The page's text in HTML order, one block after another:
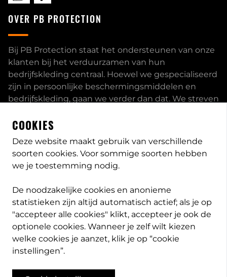
OVER PB PROTECTION
Bij PB Protection staat het ondersteunen van onze
klanten bij het verduurzamen van hun
bedrijfskleding centraal. Hoewel we gespecialiseerd
zijn in persoonlijke beschermingsmiddelen en
bedrijfskleding, gaan we verder dan dat. We streven
bieden een uitgebreid servicepakket aan, inclusief
Dit zijn enkele van onze mogelijkheden. Heeft u
speciale wensen, neemcontact
PB-Protection
info@pb-protection.nl
040 2063026
COOKIES
Deze website maakt gebruik van verschillende
soorten cookies. Voor sommige soorten hebben
we je toestemming nodig.
De noodzakelijke cookies en anonieme
statistieken zijn altijd automatisch actief; als je op
"accepteer alle cookies" klikt, accepteer je ook de
optionele cookies. Wanneer je zelf wilt kiezen
welke cookies je aanzet, klik je op “cookie
instellingen”.